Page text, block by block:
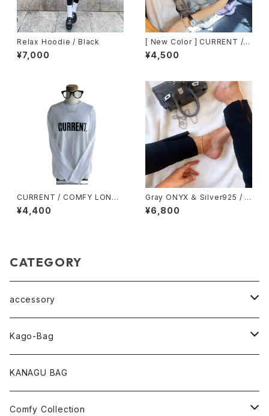
Relax Hoodie / Black
¥7,000
[ New Color ] CURRENT / C
OMFY BIG TEE / NAVY
¥4,500
CURRENT / COMFY LONG
SLEEVE / ロングスリーブTシャ
ツ
¥4,400
Gray ONYX ＆ Silver925 / ス
トレッチ ループ アンクレット
¥6,800
CATEGORY
accessory
pearl Collection
loop Collection
necklace
Kago-Bag
Oval / onehandle
shoulder
KANAGU BAG
Comfy Collection